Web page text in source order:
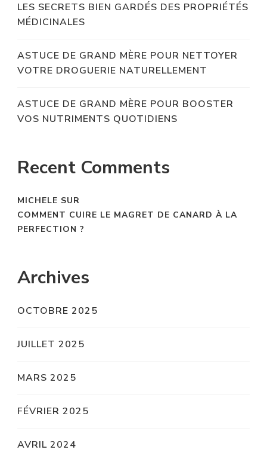
LES SECRETS BIEN GARDÉS DES PROPRIÉTÉS
MÉDICINALES
ASTUCE DE GRAND MÈRE POUR NETTOYER
VOTRE DROGUERIE NATURELLEMENT
ASTUCE DE GRAND MÈRE POUR BOOSTER
VOS NUTRIMENTS QUOTIDIENS
Recent Comments
MICHELE SUR
COMMENT CUIRE LE MAGRET DE CANARD À LA
PERFECTION ?
Archives
OCTOBRE 2025
JUILLET 2025
MARS 2025
FÉVRIER 2025
AVRIL 2024